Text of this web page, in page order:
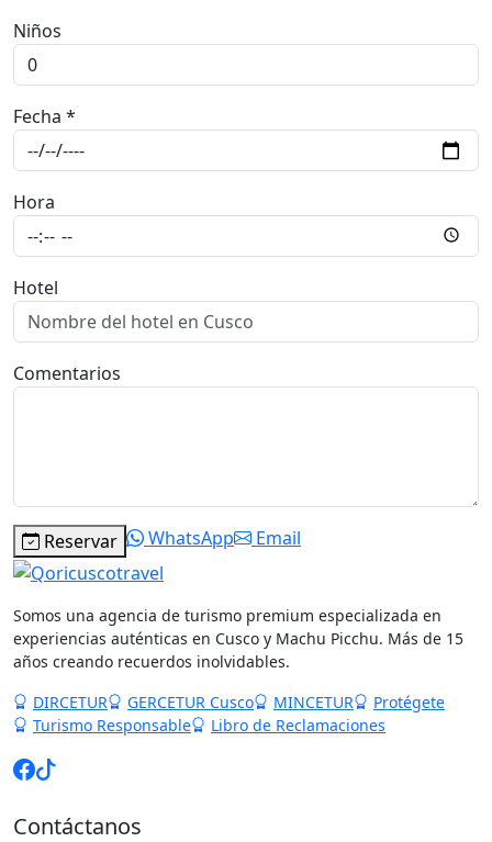
Niños
Fecha *
Hora
Hotel
Comentarios
Reservar WhatsApp Email
Somos una agencia de turismo premium especializada en
experiencias auténticas en Cusco y Machu Picchu. Más de 15
años creando recuerdos inolvidables.
DIRCETUR
GERCETUR Cusco MINCETUR
Protégete
Turismo Responsable
Libro de Reclamaciones
Contáctanos